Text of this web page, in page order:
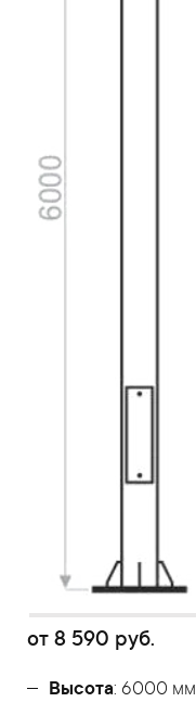
от 8 590 руб.
Высота: 6000 мм